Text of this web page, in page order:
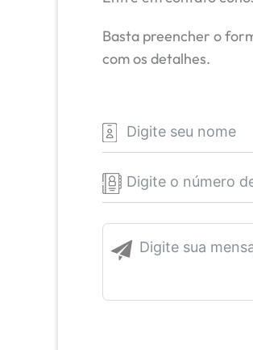
Basta preencher o
com os detalhes.